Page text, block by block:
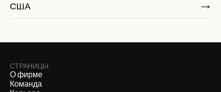
США
СТРАНИЦЫ
О фирме
Команда